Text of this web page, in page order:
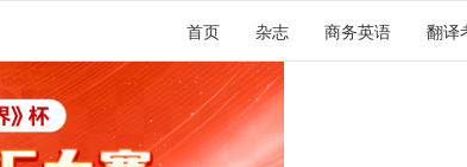
首页 杂志 商务英语 翻译